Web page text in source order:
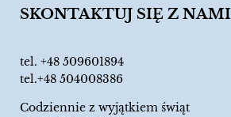
SKONTAKTUJ SIĘ Z NAMI
tel. +48 509601894
tel.+48 504008386
Codziennie z wyjątkiem świąt